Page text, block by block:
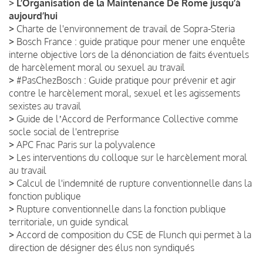
> L’Organisation de la Maintenance De Rome jusqu’à
aujourd’hui
> Charte de l'environnement de travail de Sopra-Steria
> Bosch France : guide pratique pour mener une enquête
interne objective lors de la dénonciation de faits éventuels
de harcèlement moral ou sexuel au travail
> #PasChezBosch : Guide pratique pour prévenir et agir
contre le harcèlement moral, sexuel et les agissements
sexistes au travail
> Guide de lʼAccord de Performance Collective comme
socle social de l'entreprise
> APC Fnac Paris sur la polyvalence
> Les interventions du colloque sur le harcèlement moral
au travail
> Calcul de l'indemnité de rupture conventionnelle dans la
fonction publique
> Rupture conventionnelle dans la fonction publique
territoriale, un guide syndical
> Accord de composition du CSE de Flunch qui permet à la
direction de désigner des élus non syndiqués